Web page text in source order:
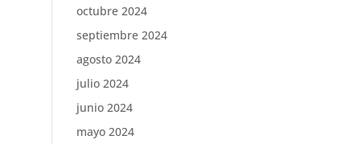
octubre 2024
septiembre 2024
agosto 2024
julio 2024
junio 2024
mayo 2024